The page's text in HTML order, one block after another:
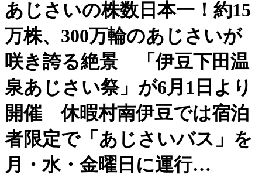
あじさいの株数日本一！約15
万株、300万輪のあじさいが
咲き誇る絶景 「伊豆下田温
泉あじさい祭」が6月1日より
開催 休暇村南伊豆では宿泊
者限定で「あじさいバス」を
月・水・金曜日に運行…